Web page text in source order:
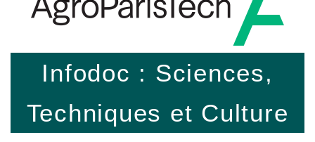
Infodoc : Sciences,
Techniques et Culture